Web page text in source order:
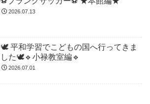
2026.07.13
🕊️ 平和学習でこどもの国へ行ってきま
した🕊️🔹小禄教室編🔹
2026.07.01